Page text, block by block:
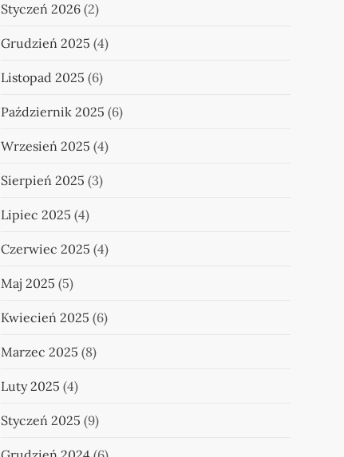
Styczeń 2026(2)
Grudzień 2025 (4)
Listopad 2025 (6)
Październik 2025 (6)
Wrzesień 2025 (4)
Sierpień 2025 (3)
Lipiec 2025 (4)
Czerwiec 2025 (4)
Maj 2025 (5)
Kwiecień 2025 (6)
Marzec 2025 (8)
Luty 2025 (4)
Styczeń 2025 (9)